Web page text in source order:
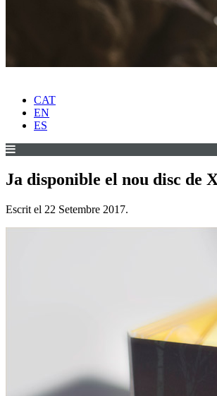
CAT
EN
ES
Ja disponible el nou disc de
Escrit el 22 Setembre 2017.